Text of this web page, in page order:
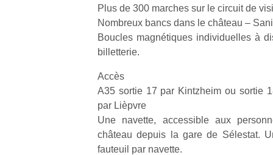
Plus de 300 marches sur le circuit de
Nombreux bancs dans le château –
Boucles magnétiques individuelles à
billetterie.
Accès
A35 sortie 17 par Kintzheim ou sortie
par Lièpvre
Une navette, accessible aux
château depuis la gare de Sélestat.
fauteuil par navette.